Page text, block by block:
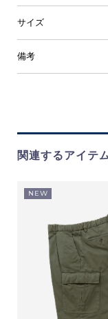
サイズ
備考
関連するアイテ
NEW